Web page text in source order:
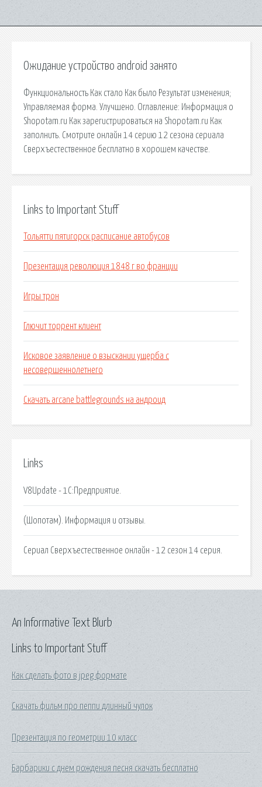
Ожидание устройство android занято
Функциональность Как стало Как было Результат изменения;
Управляемая форма. Улучшено. Оглавление: Информация о
Shopotam.ru Как зарегистрироваться на Shopotam.ru Как
заполнить. Смотрите онлайн 14 серию 12 сезона сериала
Сверхъестественное бесплатно в хорошем качестве.
Links to Important Stuff
Тольятти пятигорск расписание автобусов
Презентация революция 1848 г во франции
Игры трон
Глючит торрент клиент
Исковое заявление о взыскании ущерба с
несовершеннолетнего
Скачать arcane battlegrounds на андроид
Links
V8Update - 1С:Предприятие.
(Шопотам). Информация и отзывы.
Сериал Сверхъестественное онлайн - 12 сезон 14 серия.
Links to Important Stuff
Как сделать фото в jpeg формате
Скачать фильм про пеппи длинный чулок
Презентация по геометрии 10 класс
Барбарики с днем рождения песня скачать бесплатно
An Informative Text Blurb